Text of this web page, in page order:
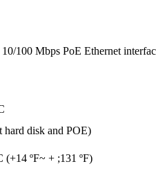
100 Mbps PoE Ethernet
disk and POE)
(+14 ºF~ + ;131 ºF)